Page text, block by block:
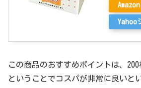
Amazon
Yahoo
この商品のおすすめポイントは、
ということでコスパが非常に良いと